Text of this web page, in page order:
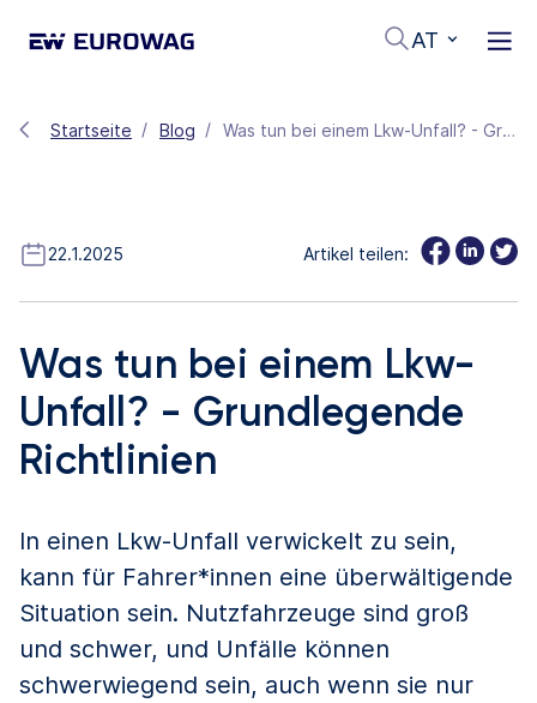
AT
Startseite Blog Was tun bei einem Lkw-Unfall? - Grundlegende Richtlinien
22.1.2025 Artikel teilen:
Was tun bei einem Lkw-
Unfall? - Grundlegende
Richtlinien
In einen Lkw-Unfall verwickelt zu sein,
kann für Fahrer*innen eine überwältigende
Situation sein. Nutzfahrzeuge sind groß
und schwer, und Unfälle können
schwerwiegend sein, auch wenn sie nur